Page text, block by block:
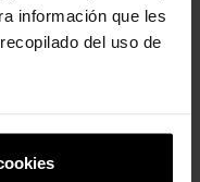
información que les
del uso de